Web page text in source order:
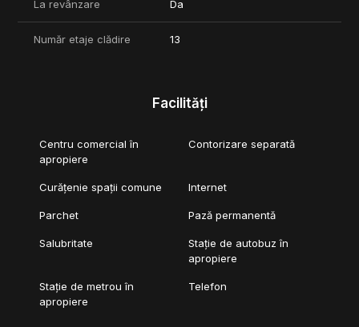
La revânzare Da
Număr etaje clădire 13
Facilități
Centru comercial în
apropiere
Contorizare separată
Curățenie spații comune Internet
Parchet Pază permanentă
Salubritate
Stație de autobuz în
apropiere
Stație de metrou în
apropiere
Telefon